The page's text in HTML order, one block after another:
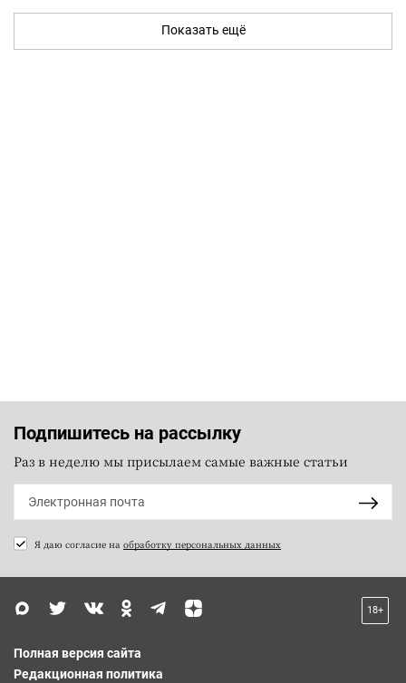
Показать ещё
Подпишитесь на рассылку
Раз в неделю мы присылаем самые важные статьи
Я даю согласие на обработку персональных данных
18+
Полная версия сайта
Редакционная политика